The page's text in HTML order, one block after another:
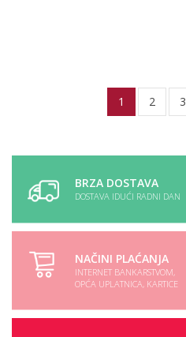
1 2 3
BRZA DOSTAVA
DOSTAVA IDUĆI RADNI DAN
NAČINI PLAĆANJA
INTERNET BANKARSTVOM,
OPĆA UPLATNICA, KARTICE